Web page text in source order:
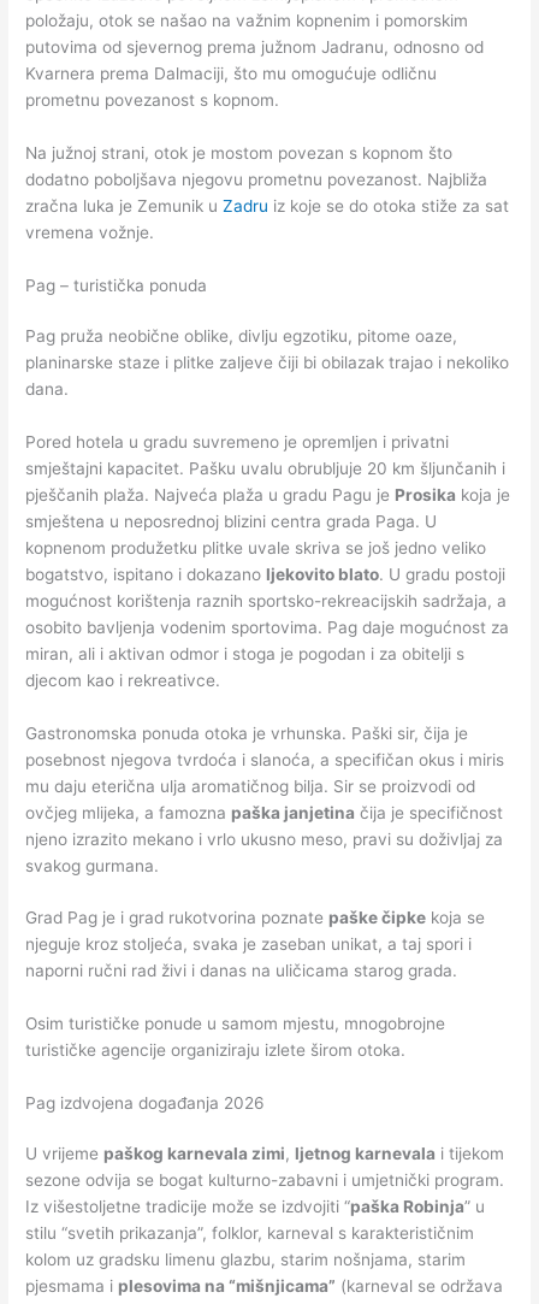
položaju, otok se našao na važnim kopnenim i pomorskim
putovima od sjevernog prema južnom Jadranu, odnosno od
Kvarnera prema Dalmaciji, što mu omogućuje odličnu
prometnu povezanost s kopnom.
Na južnoj strani, otok je mostom povezan s kopnom što
dodatno poboljšava njegovu prometnu povezanost. Najbliža
zračna luka je Zemunik uZadru iz koje se do otoka stiže za sat
vremena vožnje.
Pag – turistička ponuda
Pag pruža neobične oblike, divlju egzotiku, pitome oaze,
planinarske staze i plitke zaljeve čiji bi obilazak trajao i nekoliko
dana.
Pored hotela u gradu suvremeno je opremljen i privatni
smještajni kapacitet. Pašku uvalu obrubljuje 20 km šljunčanih i
pješčanih plaža. Najveća plaža u gradu Pagu je Prosika koja je
smještena u neposrednoj blizini centra grada Paga. U
kopnenom produžetku plitke uvale skriva se još jedno veliko
bogatstvo, ispitano i dokazano ljekovito blato. U gradu postoji
mogućnost korištenja raznih sportsko-rekreacijskih sadržaja, a
osobito bavljenja vodenim sportovima. Pag daje mogućnost za
miran, ali i aktivan odmor i stoga je pogodan i za obitelji s
djecom kao i rekreativce.
Gastronomska ponuda otoka je vrhunska. Paški sir, čija je
posebnost njegova tvrdoća i slanoća, a specifičan okus i miris
mu daju eterična ulja aromatičnog bilja. Sir se proizvodi od
ovčjeg mlijeka, a famozna paška janjetina čija je specifičnost
njeno izrazito mekano i vrlo ukusno meso, pravi su doživljaj za
svakog gurmana.
Grad Pag je i grad rukotvorina poznate paške čipke koja se
njeguje kroz stoljeća, svaka je zaseban unikat, a taj spori i
naporni ručni rad živi i danas na uličicama starog grada.
Osim turističke ponude u samom mjestu, mnogobrojne
turističke agencije organiziraju izlete širom otoka.
Pag izdvojena događanja 2026
U vrijeme paškog karnevala zimi, ljetnog karnevala i tijekom
sezone odvija se bogat kulturno-zabavni i umjetnički program.
Iz višestoljetne tradicije može se izdvojiti “paška Robinja” u
stilu “svetih prikazanja”, folklor, karneval s karakterističnim
kolom uz gradsku limenu glazbu, starim nošnjama, starim
pjesmama i plesovima na “mišnjicama” (karneval se održava